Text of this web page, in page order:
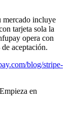
mercado incluye
tarjeta sola la
opera con
aceptación.
blog/stripe-
en